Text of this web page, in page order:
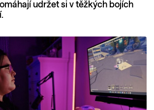
udržet si v těžkých bojích